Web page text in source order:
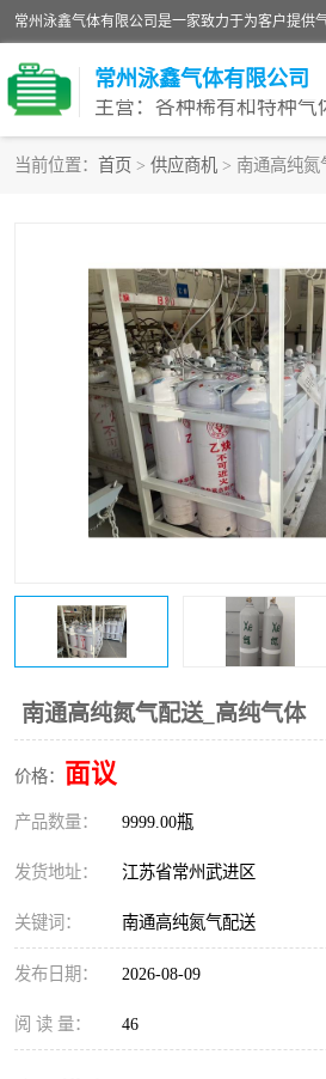
常州泳鑫气体有限公司
主营：各种稀有和特种气
当前位置： 首页 > 供应商机 > 南通高纯氮
南通高纯氮气配送_高纯气体
价格： 面议
产品数量： 9999.00瓶
发货地址： 江苏省常州武进区
关键词： 南通高纯氮气配送
发布日期： 2026-08-09
阅 读 量： 46
环氧乙烷灭菌剂 高
高纯氮气